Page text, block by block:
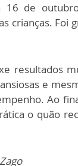
16 de
crianças. Foi
resultados
e
Ao
o quão